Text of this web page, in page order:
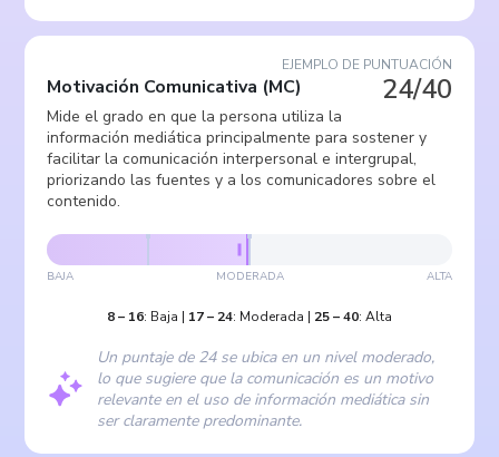
EJEMPLO DE PUNTUACIÓN
24/40
Motivación Comunicativa (MC)
Mide el grado en que la persona utiliza la
información mediática principalmente para sostener y
facilitar la comunicación interpersonal e intergrupal,
priorizando las fuentes y a los comunicadores sobre el
contenido.
BAJA MODERADA ALTA
8– 16: Baja | 17– 24: Moderada | 25–40: Alta
Un puntaje de 24 se ubica en un nivel moderado,
lo que sugiere que la comunicación es un motivo
relevante en el uso de información mediática sin
ser claramente predominante.